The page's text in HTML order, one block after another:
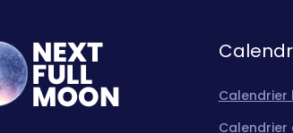
Calendrier
Calendrier